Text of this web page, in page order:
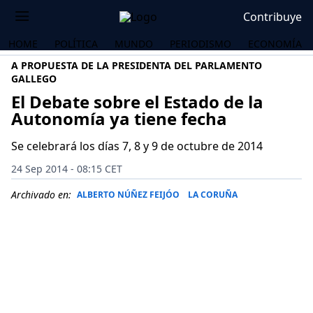
Contribuye
HOME POLÍTICA MUNDO PERIODISMO
ECONOMÍA
A PROPUESTA DE LA PRESIDENTA DEL PARLAMENTO
GALLEGO
El Debate sobre el Estado de la
Autonomía ya tiene fecha
Se celebrará los días 7, 8 y 9 de octubre de 2014
24 Sep 2014 - 08:15 CET
Archivado en: ALBERTO NÚÑEZ FEIJÓO LA CORUÑA